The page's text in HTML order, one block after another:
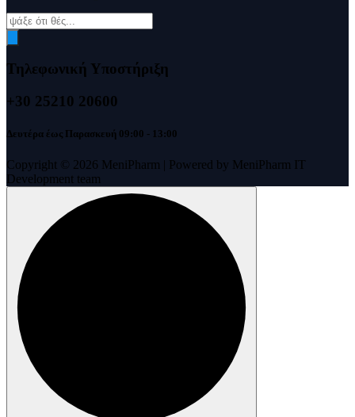
Products
search
Τηλεφωνική Υποστήριξη
+30 25210 20600
Δευτέρα έως Παρασκευή 09:00 - 13:00
Copyright © 2026 MeniPharm | Powered by MeniPharm IT
Development team